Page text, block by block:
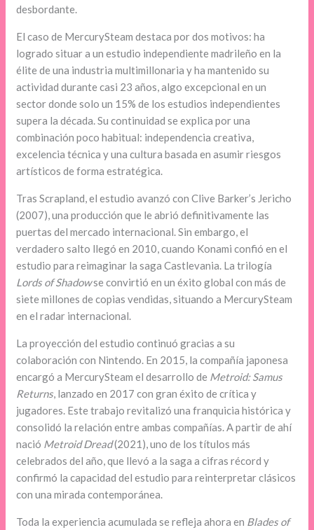
desbordante.
El caso de MercurySteam destaca por dos motivos: ha
logrado situar a un estudio independiente madrileño en la
élite de una industria multimillonaria y ha mantenido su
actividad durante casi 23 años, algo excepcional en un
sector donde solo un 15% de los estudios independientes
supera la década. Su continuidad se explica por una
combinación poco habitual: independencia creativa,
excelencia técnica y una cultura basada en asumir riesgos
artísticos de forma estratégica.
Tras Scrapland, el estudio avanzó con Clive Barker’s Jericho
(2007), una producción que le abrió definitivamente las
puertas del mercado internacional. Sin embargo, el
verdadero salto llegó en 2010, cuando Konami confió en el
estudio para reimaginar la saga Castlevania. La trilogía
Lords of Shadowse convirtió en un éxito global con más de
siete millones de copias vendidas, situando a MercurySteam
en el radar internacional.
La proyección del estudio continuó gracias a su
colaboración con Nintendo. En 2015, la compañía japonesa
encargó a MercurySteam el desarrollo de Metroid: Samus
Returns, lanzado en 2017 con gran éxito de crítica y
jugadores. Este trabajo revitalizó una franquicia histórica y
consolidó la relación entre ambas compañías. A partir de ahí
nació Metroid Dread(2021), uno de los títulos más
celebrados del año, que llevó a la saga a cifras récord y
confirmó la capacidad del estudio para reinterpretar clásicos
con una mirada contemporánea.
Toda la experiencia acumulada se refleja ahora en Blades of